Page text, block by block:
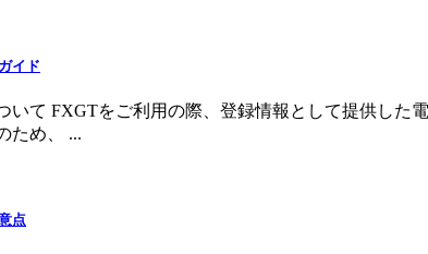
イド
いて FXGTをご利用の際、登録情報として提供し
ため、 ...
点